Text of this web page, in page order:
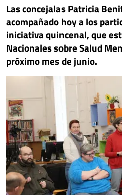
Las concejalas Patricia
acompañado hoy a los
iniciativa quincenal, que
Nacionales sobre Salud
próximo mes de junio.